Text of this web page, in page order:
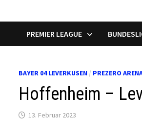
PREMIER LEAGUE
BAYER 04 LEVERKUSEN / PREZERO
Hoffenheim –
13. Februar 2023